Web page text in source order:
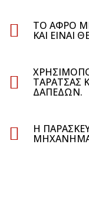
ΤΟ ΑΦΡΟ
ΚΑΙ
ΤΑΡΆΤΣΑΣ
ΔΑΠΈΔΩΝ.
Η
ΜΗΧΆΝΗΜΑ